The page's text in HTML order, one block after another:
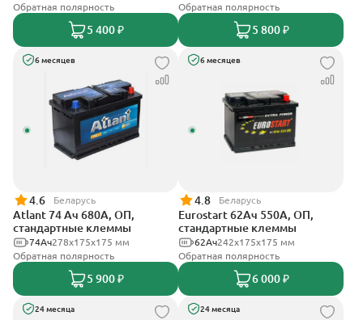
Обратная полярность
5 400 ₽
Обратная полярность
5 800 ₽
6 месяцев
4.6 Беларусь
Atlant 74 Ач 680А, ОП,
стандартные клеммы
278х175х175 мм
74Ач
Обратная полярность
5 900 ₽
6 месяцев
4.8 Беларусь
Eurostart 62Ач 550А, ОП,
стандартные клеммы
242х175х175 мм
62Ач
Обратная полярность
6 000 ₽
24 месяца 24 месяца